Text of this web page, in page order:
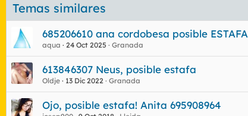
Temas similares
685206610 ana cordobesa posible ESTAFA
aqua 24 Oct 2025 Granada
613846307 Neus, posible estafa
Oldje 13 Dic 2022 Granada
Ojo, posible estafa! Anita 695908964